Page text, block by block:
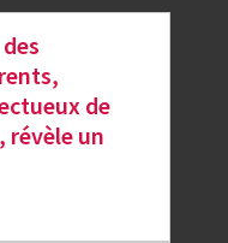
de
révèle un